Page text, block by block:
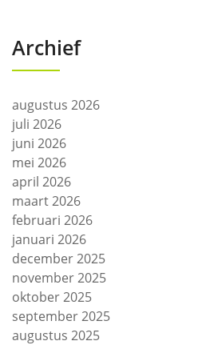
Archief
augustus 2026
juli 2026
juni 2026
mei 2026
april 2026
maart 2026
februari 2026
januari 2026
december 2025
november 2025
oktober 2025
september 2025
augustus 2025